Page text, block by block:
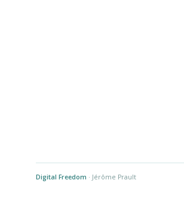
Digital Freedom · Jérôme Prault